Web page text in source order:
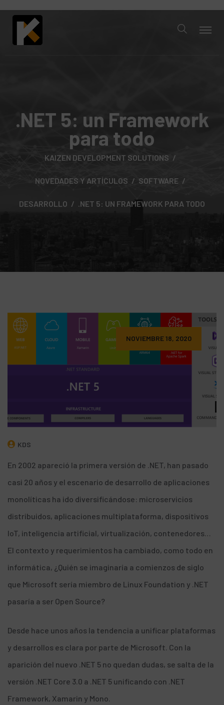
.NET 5: un Framework
para todo
KAIZEN DEVELOPMENT SOLUTIONS
NOVEDADES Y ARTÍCULOS SOFTWARE
DESARROLLO .NET 5: UN FRAMEWORK PARA TODO
NOVIEMBRE 18, 2020
KDS
En 2002 apareció la primera versión de .NET, han pasado
casi 20 años y el escenario de desarrollo de aplicaciones
monolíticas ha ido diversificándose: microservicios
distribuidos, aplicaciones multiplataforma, dispositivos
IoT, inteligencia artificial, virtualización, contenedores…
El contexto y requerimientos ha cambiado, como todo en
informática, ¿Quién se imaginaría a comienzos de siglo
que Microsoft sería miembro de Linux Foundation y .NET
pasaría a ser Open Source?
Desde hace unos años la tendencia a unificar plataformas
y desarrollos es clara por parte de Microsoft. Con la
aparición del nuevo .NET 5 no quedan dudas, se salta de la
versión .NET Core 3.0 a .NET 5 unificando con .NET
Framework, Xamarin y Mono.